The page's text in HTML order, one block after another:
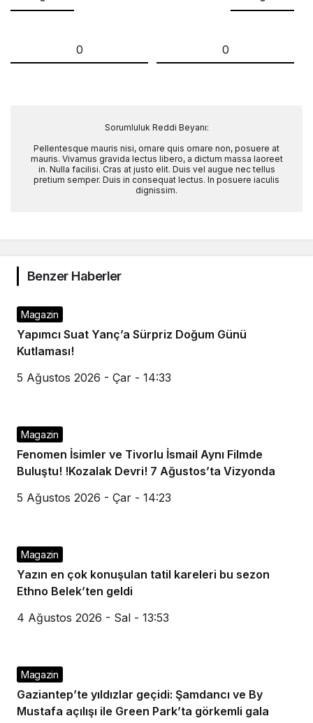
0 0
Sorumluluk Reddi Beyanı:
Pellentesque mauris nisi, ornare quis ornare non, posuere at
mauris. Vivamus gravida lectus libero, a dictum massa laoreet
in. Nulla facilisi. Cras at justo elit. Duis vel augue nec tellus
pretium semper. Duis in consequat lectus. In posuere iaculis
dignissim.
Benzer Haberler
Magazin
Yapımcı Suat Yanç’a Sürpriz Doğum Günü
Kutlaması!
5 Ağustos 2026 - Çar - 14:33
Magazin
Fenomen İsimler ve Tivorlu İsmail Aynı Filmde
Buluştu! !Kozalak Devri! 7 Ağustos’ta Vizyonda
5 Ağustos 2026 - Çar - 14:23
Magazin
Yazın en çok konuşulan tatil kareleri bu sezon
Ethno Belek’ten geldi
4 Ağustos 2026 - Sal - 13:53
Magazin
Gaziantep’te yıldızlar geçidi: Şamdancı ve By
Mustafa açılışı ile Green Park’ta görkemli gala